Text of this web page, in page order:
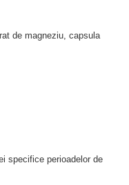
de magneziu, capsula
specifice perioadelor de